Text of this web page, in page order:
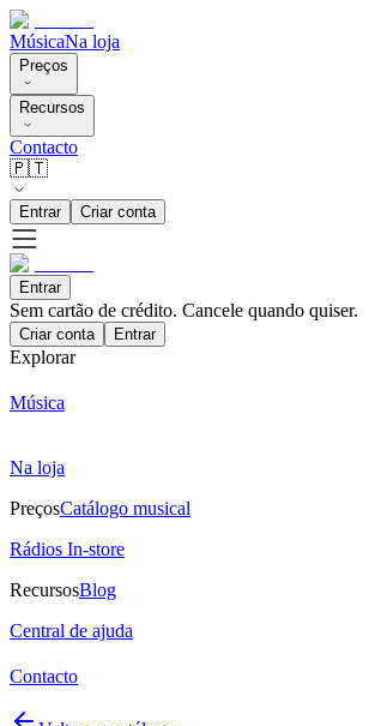
MúsicaNa loja
Preços
Recursos
Contacto
🇵🇹
Entrar Criar conta
Entrar
Sem cartão de crédito. Cancele quando quiser.
Criar conta Entrar
Explorar
Música
Na loja
PreçosCatálogo musical
Rádios In-store
RecursosBlog
Central de ajuda
Contacto